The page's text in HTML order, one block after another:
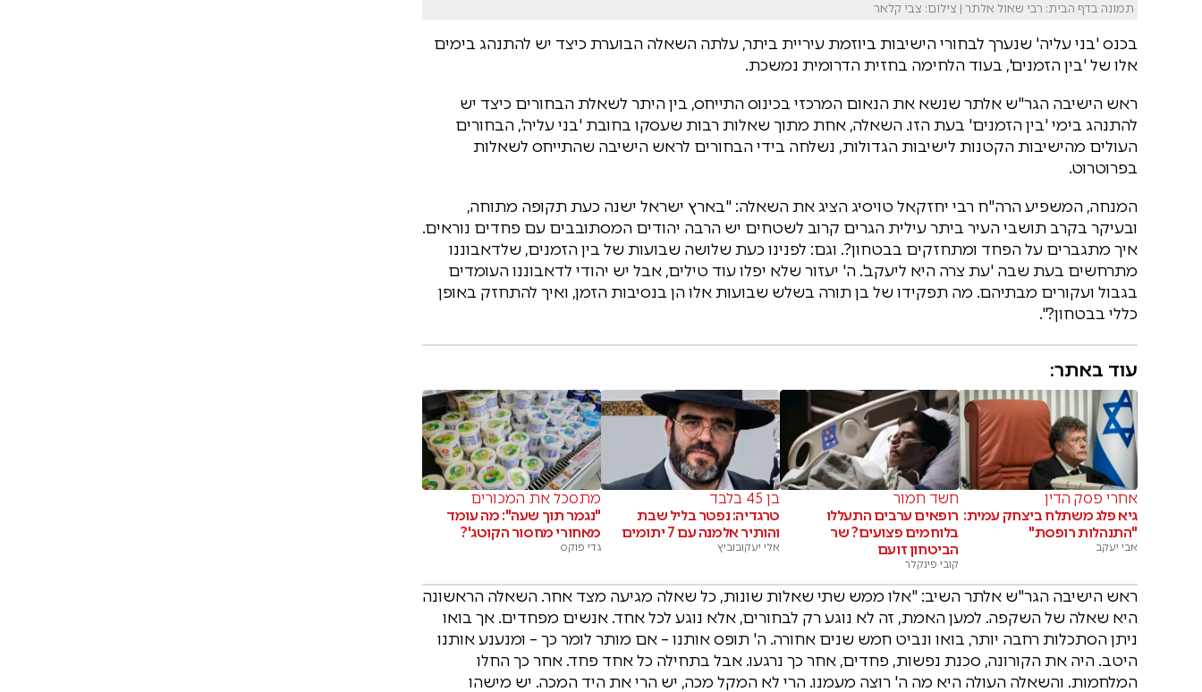
תמונה בדף הבית: רבי שאול אלתר | צילום: צבי קלאר
בכנס 'בני עליה' שנערך לבחורי הישיבות ביוזמת עיריית ביתר, עלתה השאלה הבוערת כיצד יש להתנהג בימים
אלו של 'בין הזמנים', בעוד הלחימה בחזית הדרומית נמשכת.
ראש הישיבה הגר"ש אלתר שנשא את הנאום המרכזי בכינוס התייחס, בין היתר לשאלת הבחורים כיצד יש
להתנהג בימי 'בין הזמנים' בעת הזו. השאלה, אחת מתוך שאלות רבות שעסקו בחובת 'בני עליה', הבחורים
העולים מהישיבות הקטנות לישיבות הגדולות, נשלחה בידי הבחורים לראש הישיבה שהתייחס לשאלות
בפרוטרוט.
המנחה, המשפיע הרה"ח רבי יחזקאל טויסיג הציג את השאלה: "בארץ ישראל ישנה כעת תקופה מתוחה,
ובעיקר בקרב תושבי העיר ביתר עילית הגרים קרוב לשטחים יש הרבה יהודים המסתובבים עם פחדים נוראים.
איך מתגברים על הפחד ומתחזקים בבטחון?. וגם: לפנינו כעת שלושה שבועות של בין הזמנים, שלדאבוננו
מתרחשים בעת שבה 'עת צרה היא ליעקב'. ה' יעזור שלא יפלו עוד טילים, אבל יש יהודי לדאבוננו העומדים
בגבול ועקורים מבתיהם. מה תפקידו של בן תורה בשלש שבועות אלו הן בנסיבות הזמן, ואיך להתחזק באופן
כללי בבטחון?".
עוד באתר:
אחרי פסק הדין
גיא פלג משתלח ביצחק עמית:
"התנהלות רופסת"
אבי יעקב
חשד חמור
רופאים ערבים התעללו
בלוחמים פצועים? שר
הביטחון זועם
קובי פינקלר
בן 45 בלבד
טרגדיה: נפטר בליל שבת
והותיר אלמנה עם 7 יתומים
אלי יעקובוביץ
מתסכל את המכורים
"נגמר תוך שעה": מה עומד
מאחורי מחסור הקוטג'?
גדי פוקס
ראש הישיבה הגר"ש אלתר השיב: "אלו ממש שתי שאלות שונות, כל שאלה מגיעה מצד אחר. השאלה הראשונה
היא שאלה של השקפה. למען האמת, זה לא נוגע רק לבחורים, אלא נוגע לכל אחד. אנשים מפחדים. אך בואו
ניתן הסתכלות רחבה יותר, בואו ונביט חמש שנים אחורה. ה' תופס אותנו – אם מותר לומר כך – ומנענע אותנו
היטב. היה את הקורונה, סכנת נפשות, פחדים, אחר כך נרגעו. אבל בתחילה כל אחד פחד. אחר כך החלו
המלחמות. והשאלה העולה היא מה ה' רוצה מעמנו. הרי לא המקל מכה, יש הרי את היד המכה. יש מישהו